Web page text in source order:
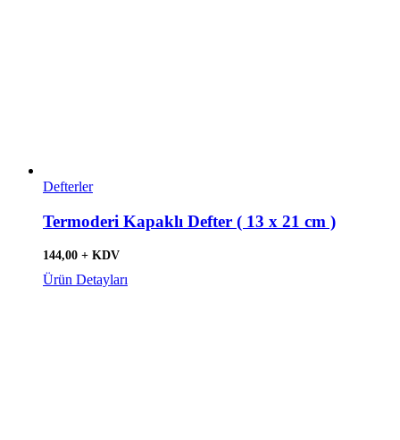
Defterler
Termoderi Kapaklı Defter ( 13 x 21 cm )
144,00 + KDV
Ürün Detayları